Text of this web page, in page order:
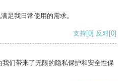
足我日常使用的需求。
支持[0] 反对[0]
们带来了无限的隐私保护和安全性保